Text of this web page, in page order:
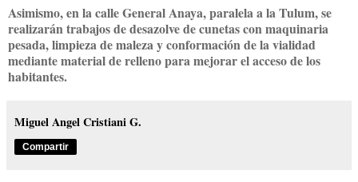
Asimismo, en la calle General Anaya, paralela a la Tulum, se
realizarán trabajos de desazolve de cunetas con maquinaria
pesada, limpieza de maleza y conformación de la vialidad
mediante material de relleno para mejorar el acceso de los
habitantes.
Miguel Angel Cristiani G.
Compartir